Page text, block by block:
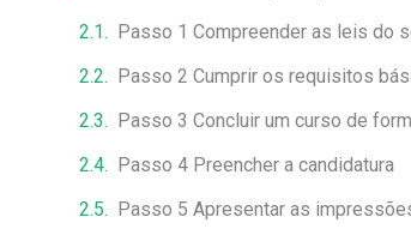
Passo 1 Compreender as leis do
Passo 2 Cumprir os requisitos
Passo 3 Concluir um curso de
Passo 4 Preencher a candidatura
Passo 5 Apresentar as